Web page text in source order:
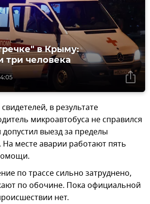
в Крыму:
три человека
в результате
микроавтобуса не справился
выезд за пределы
На месте аварии работают пять
по трассе сильно затруднено,
по обочине. Пока официальной
нет.